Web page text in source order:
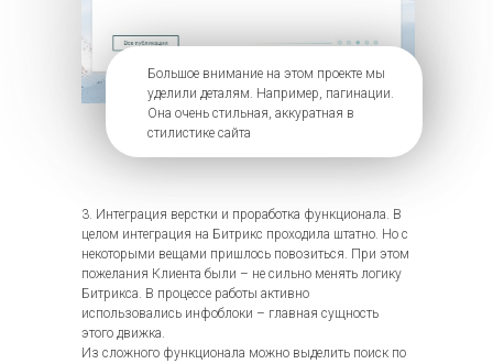
Большое внимание на этом проекте мы
уделили деталям. Например, пагинации.
Она очень стильная, аккуратная в
стилистике сайта
3. Интеграция верстки и проработка функционала. В
целом интеграция на Битрикс проходила штатно. Но с
некоторыми вещами пришлось повозиться. При этом
пожелания Клиента были – не сильно менять логику
Битрикса. В процессе работы активно
использовались инфоблоки – главная сущность
этого движка.
Из сложного функционала можно выделить поиск по
8 800 201 67
87
Обсудить задачу